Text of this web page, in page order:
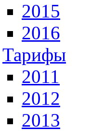
2015
2016
Тарифы
2011
2012
2013